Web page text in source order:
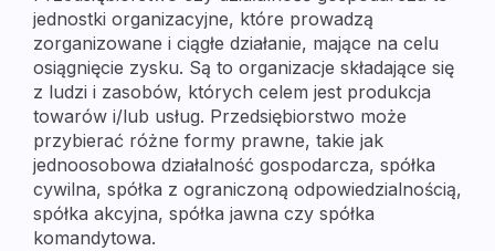
jednostki organizacyjne, które prowadzą
zorganizowane i ciągłe działanie, mające na celu
osiągnięcie zysku. Są to organizacje składające się
z ludzi i zasobów, których celem jest produkcja
towarów i/lub usług. Przedsiębiorstwo może
przybierać różne formy prawne, takie jak
jednoosobowa działalność gospodarcza, spółka
cywilna, spółka z ograniczoną odpowiedzialnością,
spółka akcyjna, spółka jawna czy spółka
komandytowa.